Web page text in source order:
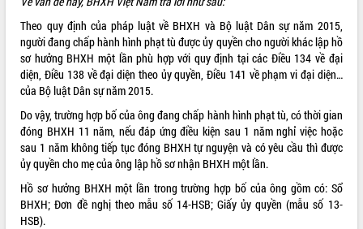
Theo quy định của pháp luật về BHXH và Bộ luật Dân sự năm 2015,
người đang chấp hành hình phạt tù được ủy quyền cho người khác lập hồ
sơ hưởng BHXH một lần phù hợp với quy định tại các Điều 134 về đại
diện, Điều 138 về đại diện theo ủy quyền, Điều 141 về phạm vi đại diện…
của Bộ luật Dân sự năm 2015.
Do vậy, trường hợp bố của ông đang chấp hành hình phạt tù, có thời gian
đóng BHXH 11 năm, nếu đáp ứng điều kiện sau 1 năm nghỉ việc hoặc
sau 1 năm không tiếp tục đóng BHXH tự nguyện và có yêu cầu thì được
ủy quyền cho mẹ của ông lập hồ sơ nhận BHXH một lần.
Hồ sơ hưởng BHXH một lần trong trường hợp bố của ông gồm có: Sổ
BHXH; Đơn đề nghị theo mẫu số 14-HSB; Giấy ủy quyền (mẫu số 13-
HSB).